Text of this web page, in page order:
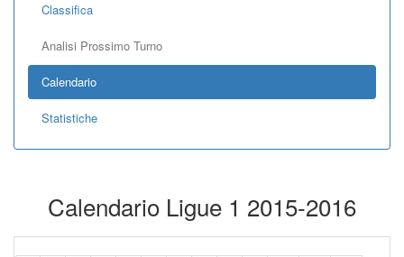
Classifica
Analisi Prossimo Turno
Calendario
Statistiche
Calendario Ligue 1 2015-2016